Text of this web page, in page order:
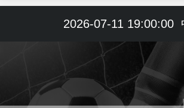
2026-07-11 19:00:00